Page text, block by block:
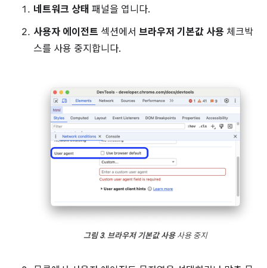
네트워크 상태 패널을 엽니다.
사용자 에이전트 섹션에서 브라우저 기본값 사용 체크박
스를 사용 중지합니다.
그림 3.브라우저 기본값 사용사용 중지